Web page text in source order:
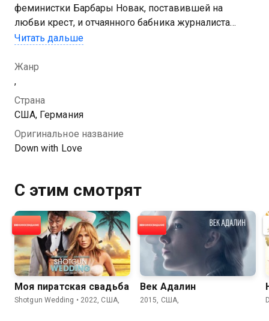
феминистки Барбары Новак, поставившей на
любви крест, и отчаянного бабника журналиста
Кэтчера Блока, давно уже отказавшегося от любви
Читать дальше
Жанр
,
Страна
США, Германия
Оригинальное название
Down with Love
С этим смотрят
Моя пиратская свадьба
Shotgun Wedding • 2022, США,
Век Адалин
2015, США,